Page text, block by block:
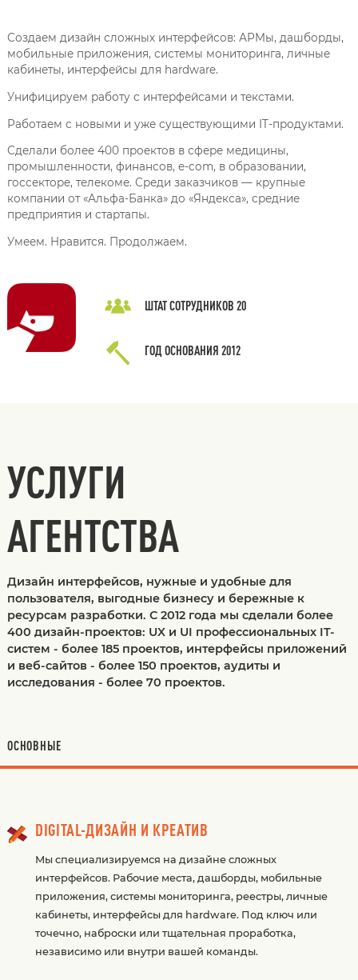
Создаем дизайн сложных интерфейсов: АРМы, дашборды,
мобильные приложения, системы мониторинга, личные
кабинеты, интерфейсы для hardware.
Унифицируем работу с интерфейсами и текстами.
Работаем с новыми и уже существующими IT-продуктами.
Сделали более 400 проектов в сфере медицины,
промышленности, финансов, e-com, в образовании,
госсекторе, телекоме. Среди заказчиков — крупные
компании от «Альфа-Банка» до «Яндекса», средние
предприятия и стартапы.
Умеем. Нравится. Продолжаем.
ШТАТ СОТРУДНИКОВ 20
ГОД ОСНОВАНИЯ 2012
УСЛУГИ
АГЕНТСТВА
Дизайн интерфейсов, нужные и удобные для
пользователя, выгодные бизнесу и бережные к
ресурсам разработки. С 2012 года мы сделали более
400 дизайн-проектов: UX и UI профессиональных IT-
систем - более 185 проектов, интерфейсы приложений
и веб-сайтов - более 150 проектов, аудиты и
исследования - более 70 проектов.
ОСНОВНЫЕ
DIGITAL-ДИЗАЙН И КРЕАТИВ
Мы специализируемся на дизайне сложных
интерфейсов. Рабочие места, дашборды, мобильные
приложения, системы мониторинга, реестры, личные
кабинеты, интерфейсы для hardware. Под ключ или
точечно, наброски или тщательная проработка,
независимо или внутри вашей команды.